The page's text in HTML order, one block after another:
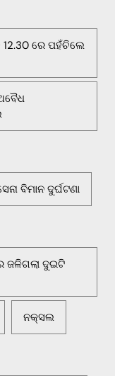
12.30 ରେ ପହଁଚିଲେ
ବିମାନ ଦୁର୍ଘଟଣା
ଜଳିଗଲା ଦୁଇଟି
ନକ୍ସଲ